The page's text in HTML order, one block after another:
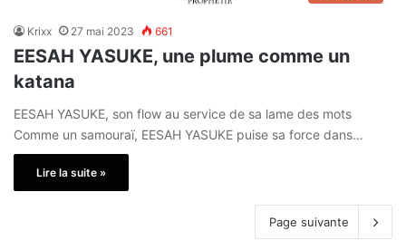
Krixx 27 mai 2023 661
EESAH YASUKE, une plume comme un
katana
EESAH YASUKE, son flow au service de sa lame des mots
Comme un samouraï, EESAH YASUKE puise sa force dans…
Lire la suite »
Page suivante